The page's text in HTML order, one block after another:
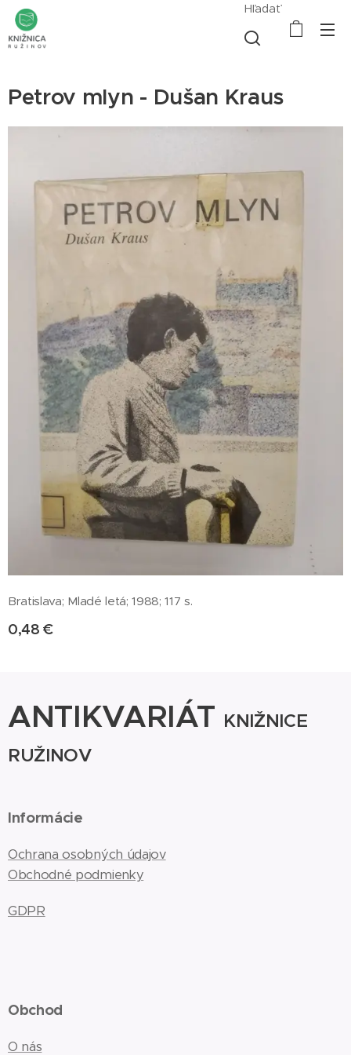
Hľadať
Petrov mlyn - Dušan Kraus
Bratislava; Mladé letá; 1988; 117 s.
0,48 €
ANTIKVARIÁT KNIŽNICE
RUŽINOV
Informácie
Ochrana osobných údajov
Obchodné podmienky
GDPR
Obchod
O nás